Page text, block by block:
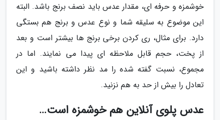
خوشمزه و حرفه ای، مقدار عدس باید نصف برنج باشد. البته
این موضوع به سلیقه شما و نوع عدس و برنج هم بستگی
دارد. برای مثال، ری کردن برخی برنج ها بیشتر است و بعد
از پخت، حجم قابل ملاحظه ای پیدا می نمایند. اما در
مجموع، نسبت گفته شده را مد نظر داشته باشید و این
تعادل را بیش از حد به هم نزنید.
عدس پلوی آنلاین هم خوشمزه است…